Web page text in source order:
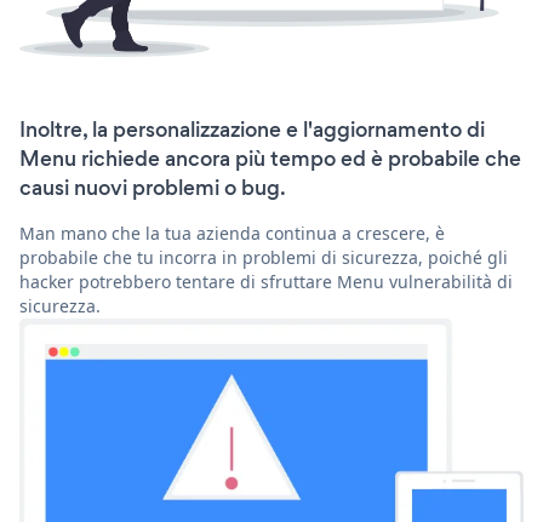
Inoltre, la personalizzazione e l'aggiornamento di
Menu richiede ancora più tempo ed è probabile che
causi nuovi problemi o bug.
Man mano che la tua azienda continua a crescere, è
probabile che tu incorra in problemi di sicurezza, poiché gli
hacker potrebbero tentare di sfruttare Menu vulnerabilità di
sicurezza.